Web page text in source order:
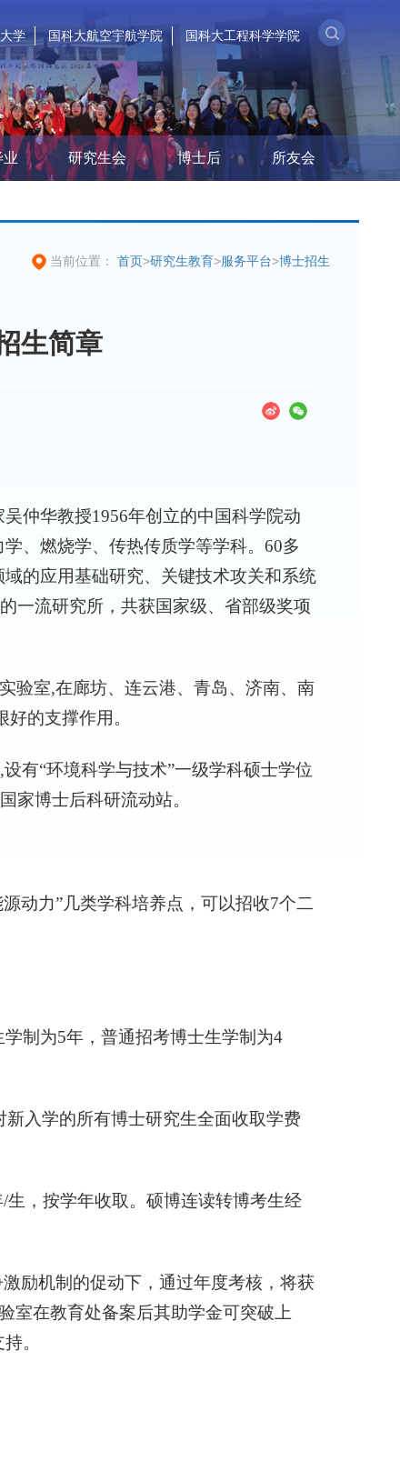
学 国科大航空宇航学院 国科大工程科学学院
业 研究生会 博士后 所友会
当前位置： 首页>研究生教育>服务平台>博士招生
生简章
仲华教授1956年创立的中国科学院动
、燃烧学、传热传质学等学科。 60多
的应用基础研究、关键技术攻关和系统
一流研究所，共获国家级、省部级奖项
验室,在廊坊、连云港、青岛、济南、南
的支撑作用。
有“环境科学与技术”一级学科硕士学位
家博士后科研流动站。
动力”几类学科培养点，可以招收7个二
学制为5年，普通招考博士生学制为4
入学的所有博士研究生全面收取学费
/生，按学年收取。硕博连读转博考生经
励机制的促动下，通过年度考核，将获
室在教育处备案后其助学金可突破上
。